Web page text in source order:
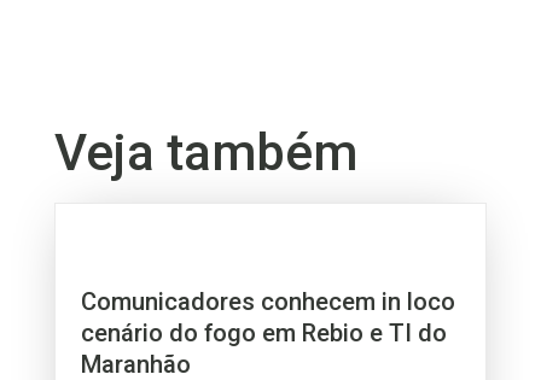
Veja também
Comunicadores conhecem in loco
cenário do fogo em Rebio e TI do
Maranhão